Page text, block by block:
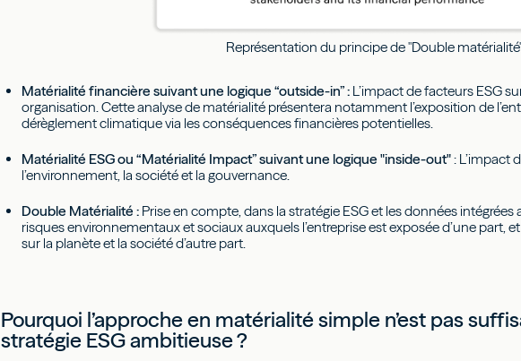
Représentation du principe de "Double
Matérialité financière suivant une logique “outside-in” : L’impact de facteurs ESG
organisation. Cette analyse de matérialité présentera notamment l’exposition de
dérèglement climatique via les conséquences financières potentielles.
Matérialité ESG ou “Matérialité Impact” suivant une logique "inside-out": L’impact
l’environnement, la société et la gouvernance.
Double Matérialité : Prise en compte, dans la stratégie ESG et les données
risques environnementaux et sociaux auxquels l’entreprise est exposée d’une part, et
sur la planète et la société d’autre part.
Pourquoi l’approche en matérialité simple n’est pas
stratégie ESG ambitieuse ?